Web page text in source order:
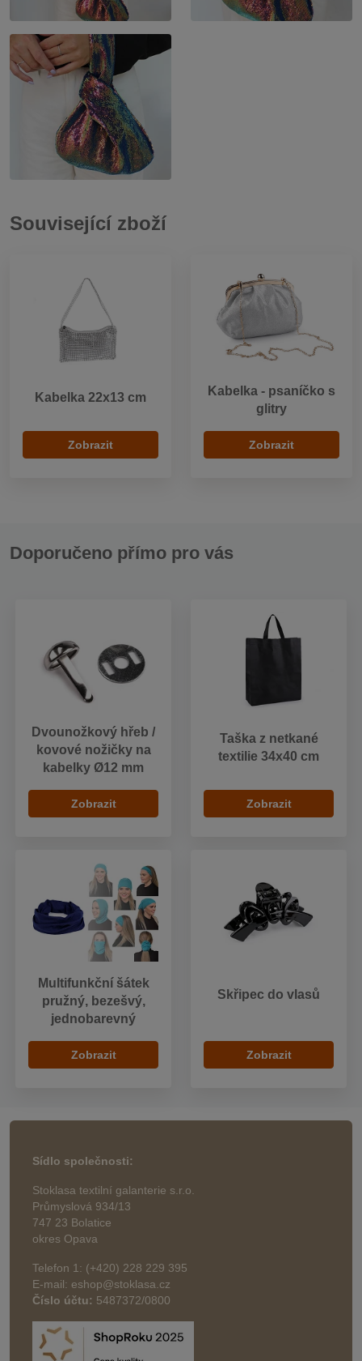
Související zboží
Kabelka 22x13 cm
Zobrazit
Kabelka - psaníčko s
glitry
Zobrazit
Doporučeno přímo pro vás
Dvounožkový hřeb /
kovové nožičky na
kabelky Ø12 mm
Zobrazit
Taška z netkané
textilie 34x40 cm
Zobrazit
Multifunkční šátek
pružný, bezešvý,
jednobarevný
Zobrazit
Skřipec do vlasů
Zobrazit
Sídlo společnosti:
Stoklasa textilní galanterie s.r.o.
Průmyslová 934/13
747 23 Bolatice
okres Opava
Telefon 1: (+420) 228 229 395
E-mail: eshop@stoklasa.cz
Číslo účtu: 5487372/0800